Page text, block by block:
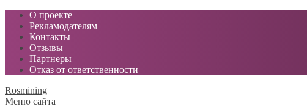
О проекте
Рекламодателям
Контакты
Отзывы
Партнеры
Отказ от ответственности
Rosmining
Меню сайта